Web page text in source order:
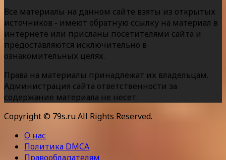
Все материалы на данном сайте взяты из открытых
источников - имеют обратную ссылку на материал в
интернете или присланы посетителями сайта и
предоставляются исключительно в
ознакомительных целях.
Права на материалы принадлежат их владельцам.
Администрация сайта ответственности за
содержание материала не несет.
Copyright © 79s.ru All Rights Reserved.
О нас
Политика DMCA
Правообладателям